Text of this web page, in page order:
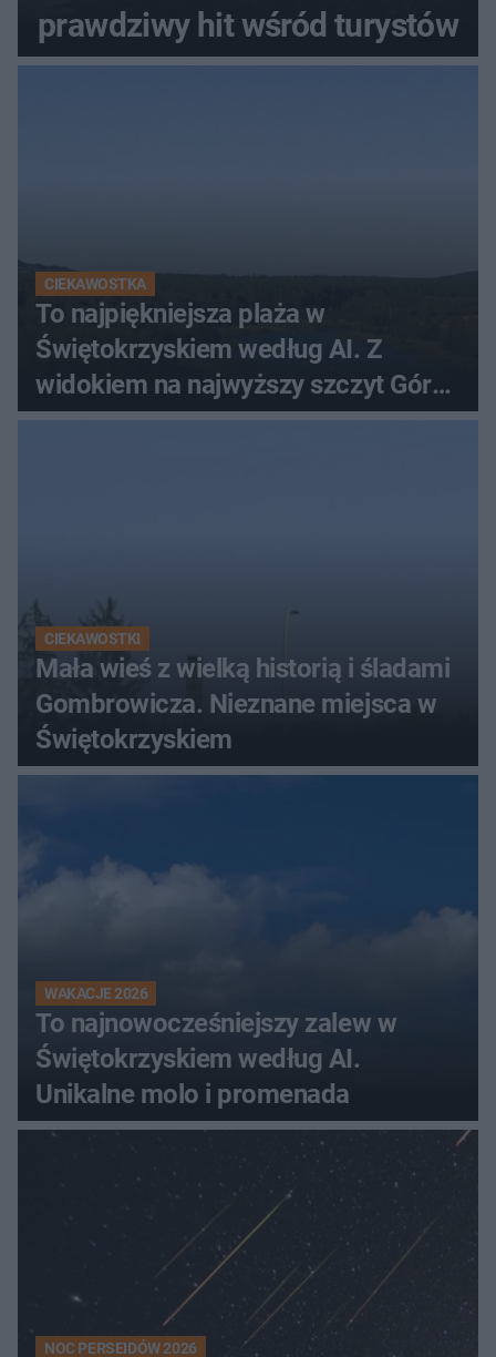
prawdziwy hit wśród turystów
CIEKAWOSTKA
To najpiękniejsza plaża w
Świętokrzyskiem według AI. Z
widokiem na najwyższy szczyt Gór
Świętokrzyskich
CIEKAWOSTKI
Mała wieś z wielką historią i śladami
Gombrowicza. Nieznane miejsca w
Świętokrzyskiem
WAKACJE 2026
To najnowocześniejszy zalew w
Świętokrzyskiem według AI.
Unikalne molo i promenada
NOC PERSEIDÓW 2026